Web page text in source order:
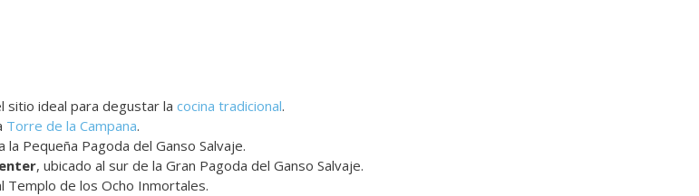
sitio ideal para degustar la cocina tradicional.
Torre de la Campana.
la Pequeña Pagoda del Ganso Salvaje.
, ubicado al sur de la Gran Pagoda del Ganso Salvaje.
Templo de los Ocho Inmortales.